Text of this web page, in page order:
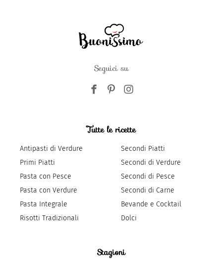
Seguici su
Tutte le ricette
Antipasti di Verdure
Primi Piatti
Pasta con Pesce
Pasta con Verdure
Pasta Integrale
Risotti Tradizionali
Secondi Piatti
Secondi di Verdure
Secondi di Pesce
Secondi di Carne
Bevande e Cocktail
Dolci
Stagioni